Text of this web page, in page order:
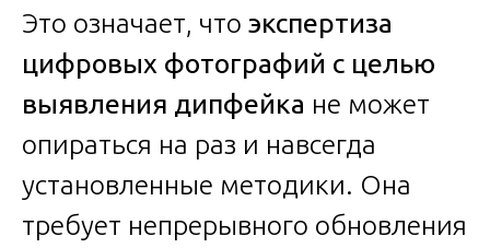
Это означает, что экспертиза
цифровых фотографий с целью
выявления дипфейка не может
опираться на раз и навсегда
установленные методики. Она
требует непрерывного обновления